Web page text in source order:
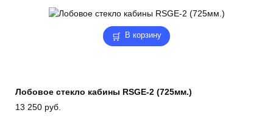
В корзину
Лобовое стекло кабины RSGE-2 (725мм.)
13 250 руб.